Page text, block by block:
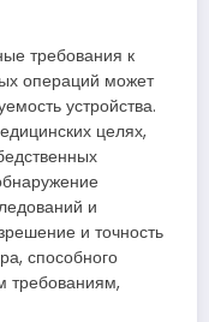
требования к
операций может
устройства.
целях,
и
и точность
способного
требованиям,